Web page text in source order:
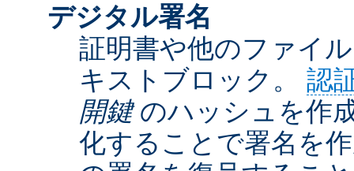
デジタル署名
証明書や他のファイ
キストブロック。 認
開鍵のハッシュを作
化することで署名を